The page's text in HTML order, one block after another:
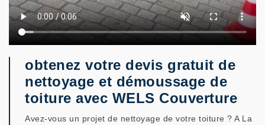
obtenez votre devis gratuit de
nettoyage et démoussage de
toiture avec WELS Couverture
Avez-vous un projet de nettoyage de votre toiture ? A La